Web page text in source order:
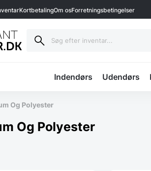
KortbetalingOm osForretningsbetingelser
Indendørs Udendørs
Og Polyester
Og Polyester